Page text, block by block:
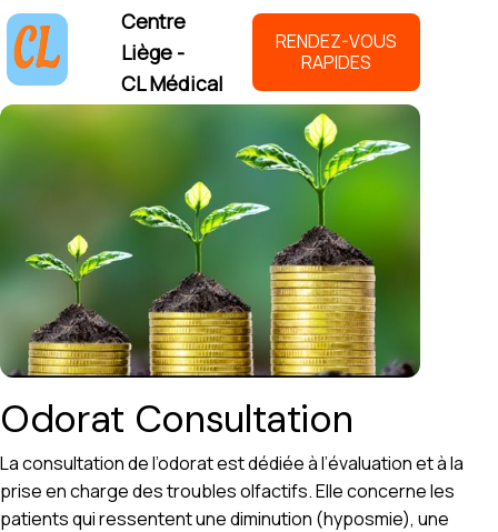
Centre
Liège -
CL Médical
RENDEZ-VOUS
RAPIDES
Odorat Consultation
La consultation de l’odorat est dédiée à l’évaluation et à la
prise en charge des troubles olfactifs. Elle concerne les
patients qui ressentent une diminution (hyposmie), une